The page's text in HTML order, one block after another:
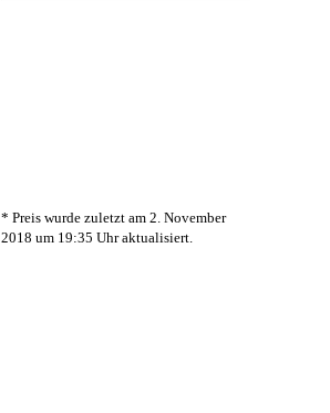
* Preis wurde zuletzt am 2. November
2018 um 19:35 Uhr aktualisiert.